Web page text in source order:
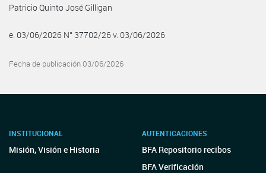
Patricio Quinto José Gilligan
e. 03/06/2026 N° 37702/26 v. 03/06/2026
Fecha de publicación 03/06/2026
INSTITUCIONAL
Misión, Visión e Historia
AUTENTICACIONES
BFA Repositorio recibos
BFA Verificación